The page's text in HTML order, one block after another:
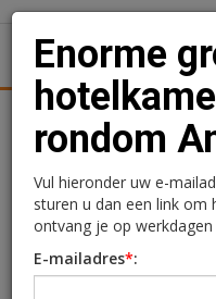
Uitgelicht
Enorme
rondom
Enorme
rondom
Vul hieronder uw e-
sturen u dan een link om
ontvang je op
E-mailadres*: